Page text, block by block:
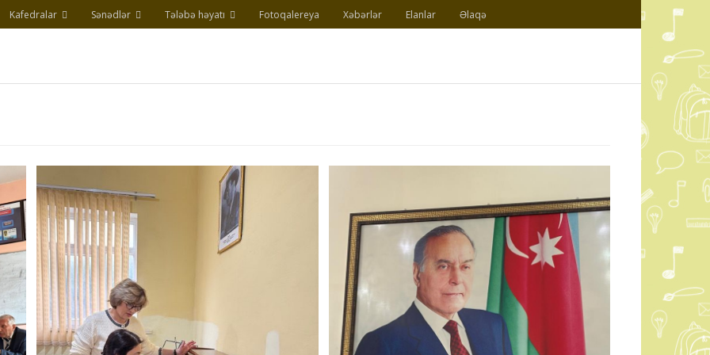
Kafedralar Sənədlər Tələbə həyatı Fotoqalereya Xəbərlər Elanlar Əlaqə